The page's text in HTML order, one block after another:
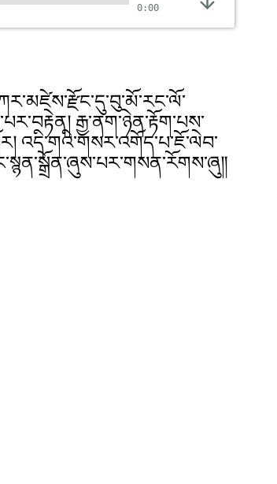
0:00
རྒྱ་ནག་ཉེན་རྟོག་པས་
འདི་གའི་གསར་འགོད་པ་ཇོ་ལེབ་